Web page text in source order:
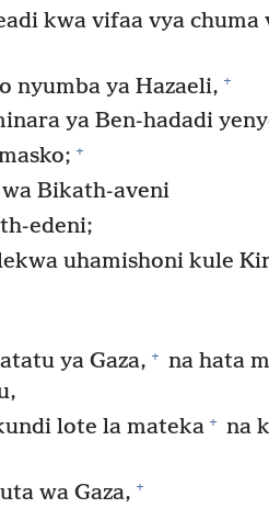
kwa vifaa vya chuma
nyumba ya Hazaeli, +
ya Ben-hadadi
+
Bikath-aveni
edeni;
uhamishoni kule
ya Gaza, + na hata
lote la mateka + na
wa Gaza, +